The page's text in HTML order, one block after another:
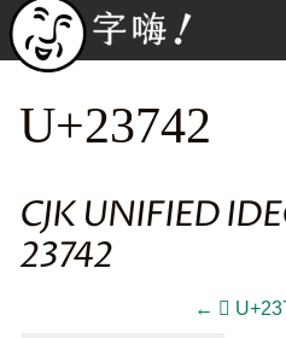
U+23742
CJK UNIFIED
23742
← 𣝁